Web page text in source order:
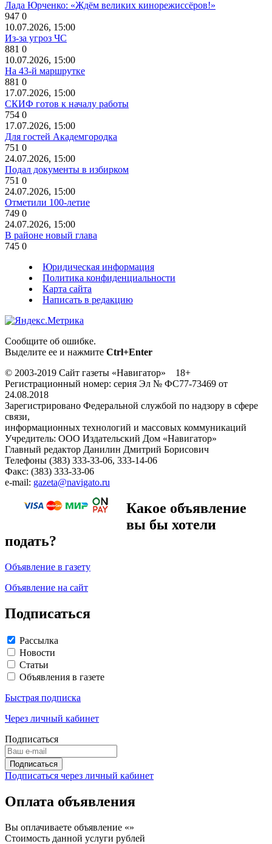
Лада Юрченко: «Ждём великих кинорежиссёров!»
947 0
10.07.2026, 15:00
Из-за угроз ЧС
881 0
10.07.2026, 15:00
На 43-й маршрутке
881 0
17.07.2026, 15:00
СКИФ готов к началу работы
754 0
17.07.2026, 15:00
Для гостей Академгородка
751 0
24.07.2026, 15:00
Подал документы в избирком
751 0
24.07.2026, 15:00
Отметили 100-летие
749 0
24.07.2026, 15:00
В районе новый глава
745 0
Юридическая информация
Политика конфиденциальности
Карта сайта
Написать в редакцию
Сообщите об ошибке.
Выделите ее и нажмите Ctrl+Enter
© 2003-2019 Сайт газеты «Навигатор» 18+
Регистрационный номер: серия Эл № ФС77-73469 от
24.08.2018
Зарегистрировано Федеральной службой по надзору в сфере
связи,
информационных технологий и массовых коммуникаций
Учредитель: ООО Издательский Дом «Навигатор»
Главный редактор Данилин Дмитрий Борисович
Телефоны (383) 333-33-06, 333-14-06
Факс: (383) 333-33-06
e-mail: gazeta@navigato.ru
Какое объявление
вы бы хотели
подать?
Объявление в газету
Объявление на сайт
Подписаться
Рассылка
Новости
Статьи
Объявления в газете
Быстрая подписка
Через личный кабинет
Подписаться
Подписаться через личный кабинет
Оплата объявления
Вы оплачиваете объявление «»
Стоимость данной услуги рублей